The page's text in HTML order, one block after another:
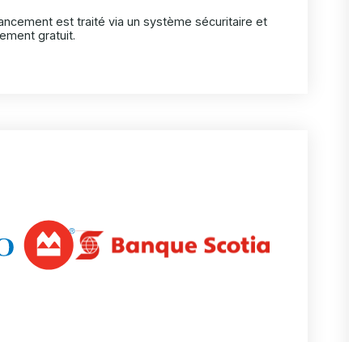
est traité via un système sécuritaire et
gratuit.